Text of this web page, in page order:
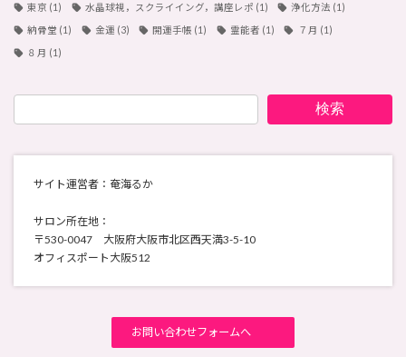
東京 (1) 水晶球視，スクライイング，講座レポ (1) 浄化方法 (1)
納骨堂 (1) 金運 (3) 開運手帳 (1) 霊能者 (1) ７月 (1)
８月 (1)
検索
サイト運営者：奄海るか
サロン所在地：
〒530-0047 大阪府大阪市北区西天満3-5-10
オフィスポート大阪512
お問い合わせフォームへ